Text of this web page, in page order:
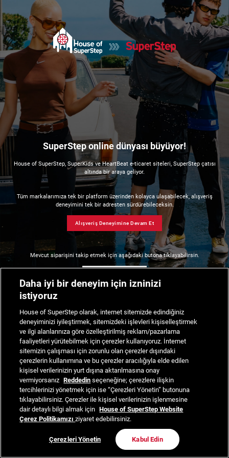
SuperStep online dünyası büyüyor!
House of SuperStep, SuperKids ve HeartBeat e-ticaret siteleri, SuperStep çatısı
altında bir araya geliyor.
Tüm markalarımıza tek bir platform üzerinden kolayca ulaşabilecek, alışveriş
deneyimini tek bir adresten sürdürebileceksin.
Alışveriş Deneyimine Devam Et
Mevcut siparişini takip etmek için aşağıdaki butona tıklayabilirsin.
Daha iyi bir deneyim için izninizi
istiyoruz
House of SuperStep olarak, internet sitemizde edindiğiniz
deneyiminizi iyileştirmek, sitemizdeki işlevleri kişiselleştirmek
ve ilgi alanlarınıza göre özelleştirilmiş reklam/pazarlama
faaliyetleri yürütebilmek için çerezler kullanıyoruz. İnternet
sitemizin çalışması için zorunlu olan çerezler dışındaki
çerezlerin kullanımına ve bu çerezler aracılığıyla elde edilen
kişisel verilerinizin yurt dışına aktarılmasına onay
vermiyorsanız Reddedin seçeneğine; çerezlere ilişkin
tercihlerinizi yönetmek için ise “Çerezleri Yönetin” butonuna
tıklayabilirsiniz. Çerezler ile kişisel verilerinizin işlenmesine
dair detaylı bilgi almak için House of SuperStep Website
Çerez Politikamızıziyaret edebilirsiniz.
Çerezleri Yönetin Kabul Edin